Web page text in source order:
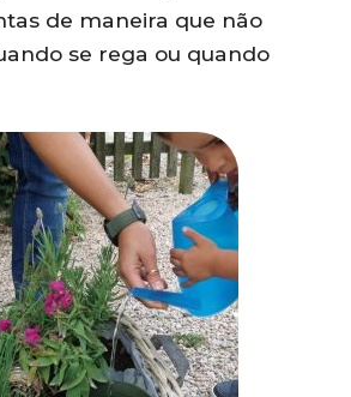
de maneira que não
se rega ou quando